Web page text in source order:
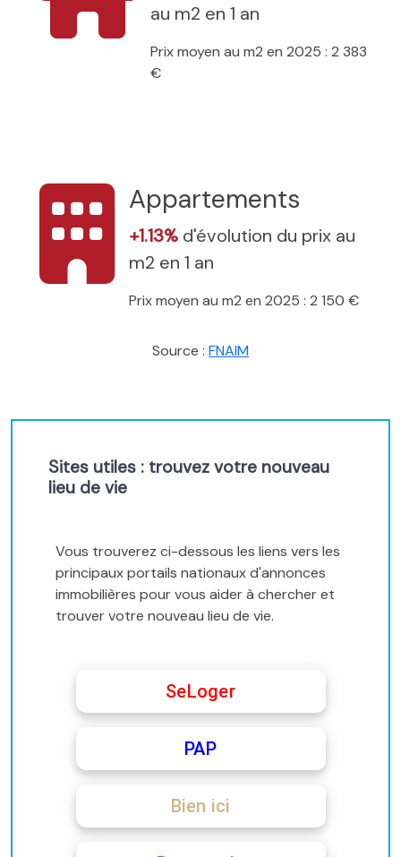
au m2 en 1 an
Prix moyen au m2 en 2025 : 2 383
€
Appartements
+1.13% d'évolution du prix au
m2 en 1 an
Prix moyen au m2 en 2025 : 2 150 €
Source : FNAIM
Sites utiles : trouvez votre nouveau
lieu de vie
Vous trouverez ci-dessous les liens vers les
principaux portails nationaux d'annonces
immobilières pour vous aider à chercher et
trouver votre nouveau lieu de vie.
SeLoger
PAP
Bien ici